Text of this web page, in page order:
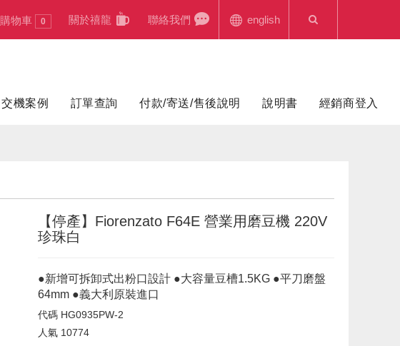
購物車 0 關於禧龍 聯絡我們 english
交機案例 訂單查詢 付款/寄送/售後說明 說明書 經銷商登入
【停產】Fiorenzato F64E 營業用磨豆機 220V
珍珠白
●新增可拆卸式出粉口設計 ●大容量豆槽1.5KG ●平刀磨盤
64mm ●義大利原裝進口
代碼 HG0935PW-2
人氣 10774